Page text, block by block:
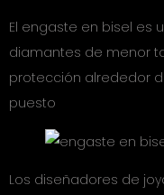
El engaste en bisel es
diamantes de menor
protección alrededor
puesto
Los diseñadores de